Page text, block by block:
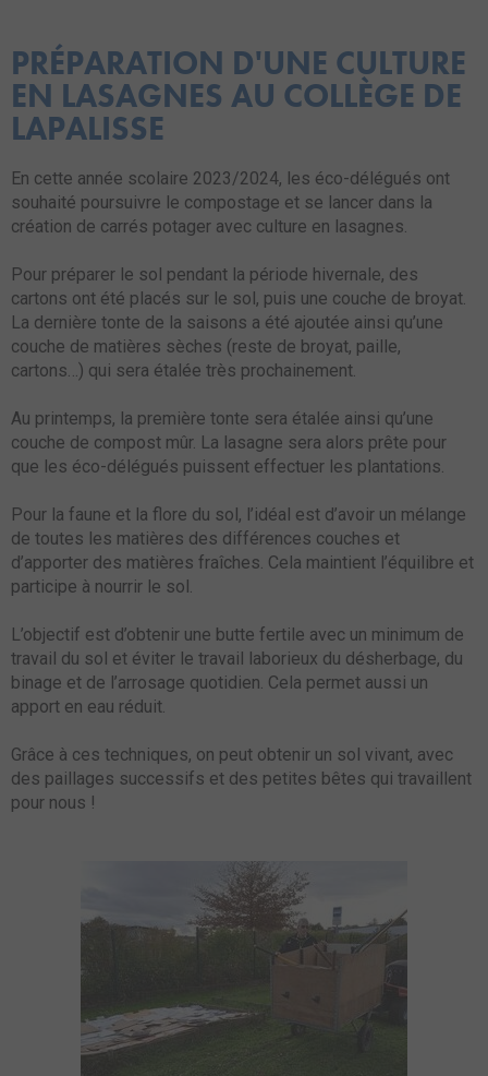
PRÉPARATION D'UNE CULTURE
EN LASAGNES AU COLLÈGE DE
LAPALISSE
En cette année scolaire 2023/2024, les éco-délégués ont
souhaité poursuivre le compostage et se lancer dans la
création de carrés potager avec culture en lasagnes.
Pour préparer le sol pendant la période hivernale, des
cartons ont été placés sur le sol, puis une couche de broyat.
La dernière tonte de la saisons a été ajoutée ainsi qu’une
couche de matières sèches (reste de broyat, paille,
cartons…) qui sera étalée très prochainement.
Au printemps, la première tonte sera étalée ainsi qu’une
couche de compost mûr. La lasagne sera alors prête pour
que les éco-délégués puissent effectuer les plantations.
Pour la faune et la flore du sol, l’idéal est d’avoir un mélange
de toutes les matières des différences couches et
d’apporter des matières fraîches. Cela maintient l’équilibre et
participe à nourrir le sol.
L’objectif est d’obtenir une butte fertile avec un minimum de
travail du sol et éviter le travail laborieux du désherbage, du
binage et de l’arrosage quotidien. Cela permet aussi un
apport en eau réduit.
Grâce à ces techniques, on peut obtenir un sol vivant, avec
des paillages successifs et des petites bêtes qui travaillent
pour nous !